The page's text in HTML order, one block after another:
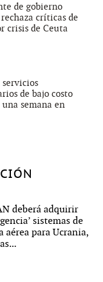
de gobierno
críticas de
crisis de Ceuta
servicios
de bajo costo
semana en
deberá adquirir
sistemas de
aérea para Ucrania,